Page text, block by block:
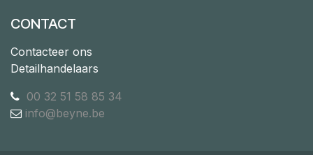
CONTACT
Contacteer ons
Detailhandelaars
00 32 51 58 85 34
info@beyne.be